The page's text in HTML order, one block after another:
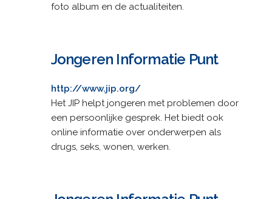
foto album en de actualiteiten.
Jongeren Informatie Punt
http://www.jip.org/
Het JIP helpt jongeren met problemen door
een persoonlijke gesprek. Het biedt ook
online informatie over onderwerpen als
drugs, seks, wonen, werken.